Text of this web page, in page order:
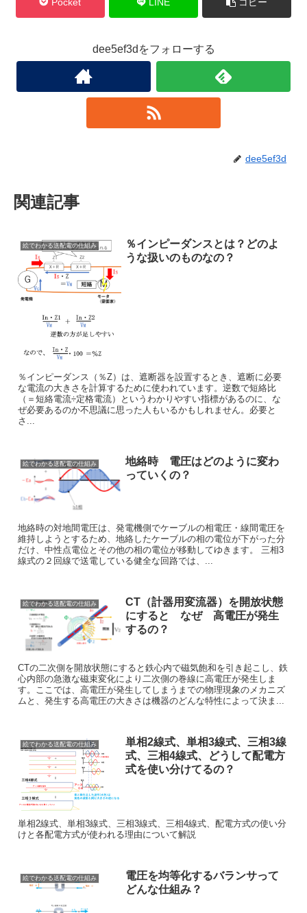
dee5ef3dをフォローする
dee5ef3d
関連記事
絵でわかる送配電の仕組み
％インピーダンスとは？どのよ
うな扱いのものなの？
％インピーダンス（％Z）は、遮断器を設置するとき、遮断に必要
な電流の大きさを計算するために使われています。逆数で短絡比
（＝短絡電流÷定格電流）というわかりやすい指標があるのに、な
ぜ必要あるのか不思議に思った人もいるかもしれません。必要と
さ...
絵でわかる送配電の仕組み
地絡時 電圧はどのように変わ
っていくの？
地絡時の対地間電圧は、発電機側でケーブルの相電圧・線間電圧を
維持しようとするため、地絡したケーブルの相の電位が下がった分
だけ、中性点電位とその他の相の電位が移動してゆきます。 三相3
線式の２回線で送電している健全な回路では、...
絵でわかる送配電の仕組み
CT（計器用変流器）を開放状態
にすると なぜ 高電圧が発生
するの？
CTの二次側を開放状態にすると鉄心内で磁気飽和を引き起こし、鉄
心内部の急激な磁束変化により二次側の巻線に高電圧が発生しま
す。ここでは、高電圧が発生してしまうまでの物理現象のメカニズ
ムと、発生する高電圧の大きさは機器のどんな特性によって決ま...
絵でわかる送配電の仕組み
単相2線式、単相3線式、三相3線
式、三相4線式、どうして配電方
式を使い分けてるの？
単相2線式、単相3線式、三相3線式、三相4線式、配電方式の使い分
けと各配電方式が使われる理由について解説
絵でわかる送配電の仕組み
電圧を均等化するバランサって
どんな仕組み？